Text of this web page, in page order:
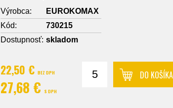
Výrobca:
EUROKOMAX
Kód:
730215
Dostupnosť: skladom
22,50 €BEZ DPH
27,68 €S DPH
DO KOŠÍKA